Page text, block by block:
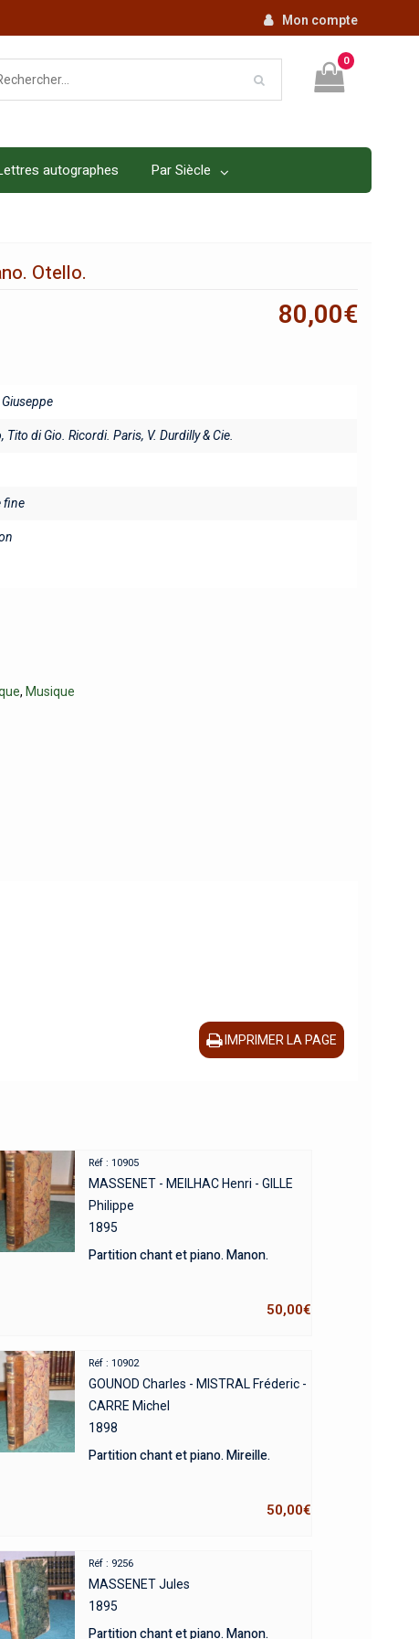
Mon compte
0
autographes Par Siècle
Otello.
80,00€
Giuseppe
Tito di Gio. Ricordi. Paris, V. Durdilly & Cie.
fine
, Musique
IMPRIMER LA PAGE
Réf : 10905
MASSENET - MEILHAC Henri - GILLE
Philippe
1895
Partition chant et piano. Manon.
50,00€
Réf : 10902
GOUNOD Charles - MISTRAL Fréderic -
CARRE Michel
1898
Partition chant et piano. Mireille.
50,00€
Réf : 9256
MASSENET Jules
1895
Partition chant et piano. Manon.